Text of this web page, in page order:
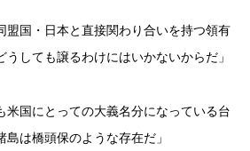
国・日本と直接関わり合いを持つ領有
しても譲るわけにはいかないからだ」
国にとっての大義名分になっている台
は橋頭保のような存在だ」